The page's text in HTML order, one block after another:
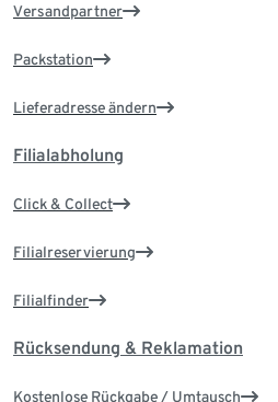
Versandpartner
Packstation
Lieferadresse ändern
Filialabholung
Click & Collect
Filialreservierung
Filialfinder
Rücksendung & Reklamation
Kostenlose Rückgabe / Umtausch